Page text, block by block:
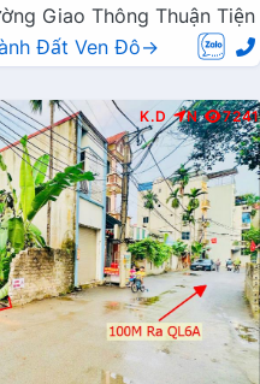
Giao Thông Thuận Tiện
Đất Ven Đô→
K.D N 7241